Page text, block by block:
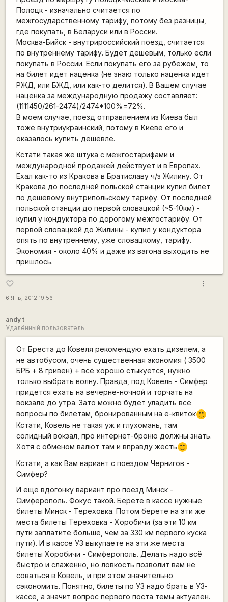
Полоцк - изначально считается по
межгосударственному тарифу, потому без разницы,
где покупать, в Беларуси или в России.
Москва-Бийск - внутрироссийский поезд, считается
по внутреннему тарифу. Будет дешевым, только если
покупать в России. Если покупать его за рубежом, то
на билет идет наценка (не знаю только наценка идет
РЖД, или БЖД, или как-то делится). В Вашем случае
наценка за международную продажу составляет:
(1111450/261-2474)/2474*100%=72%.
В моем случае, поезд отправлением из Киева был
тоже внутриукраинский, потому в Киеве его и
оказалось купить дешевле.
Кстати такая же штука с межгостарифами и
международной продажей действует и в Европах.
Ехал как-то из Кракова в Братиславу ч/з Жилину. От
Кракова до последней польской станции купил билет
по дешевому внутрипольскому тарифу. От последней
польской станции до первой словацкой (~5-10км) -
купил у кондуктора по дорогому межгостарифу. От
первой словацкой до Жилины - купил у кондуктора
опять по внутреннему, уже словацкому, тарифу.
Экономия - около 40% и даже из вагона выходить не
пришлось.
favorite_border
6 Янв, 2012 19:56
more_vert
andy t
Удалённый пользователь
От Бреста до Ковеля рекомендую ехать дизелем, а
не автобусом, очень существенная экономия ( 3500
БРБ + 8 гривен) + всё хорошо стыкуется, нужно
только выбрать волну. Правда, под Ковель - Симфер
придется ехать на вечерне-ночной и торчать на
вокзале до утра. Зато можно будет уладить все
вопросы по билетам, бронированным на е-квиток :)
Кстати, Ковель не такая уж и глухомань, там
солидный вокзал, про интернет-броню должны знать.
Хотя с обменом валют там и вправду жесть :)
Кстати, а как Вам вариант с поездом Чернигов -
Симфер?
И еще вдогонку вариант про поезд Минск -
Симферополь. Фокус такой. Берете в кассе нужные
билеты Минск - Тереховка. Потом берете на эти же
места билеты Тереховка - Хоробичи (за эти 10 км
пути заплатите больше, чем за 330 км первого куска
пути). И в кассе УЗ выкупаете на эти же места
билеты Хоробичи - Симферополь. Делать надо всё
быстро и слаженно, но ловкость позволит вам не
соваться в Ковель, и при этом значительно
сэкономить. Понятно, билеты по УЗ надо брать в УЗ-
кассе, а значит вопрос первого поста темы актуален.